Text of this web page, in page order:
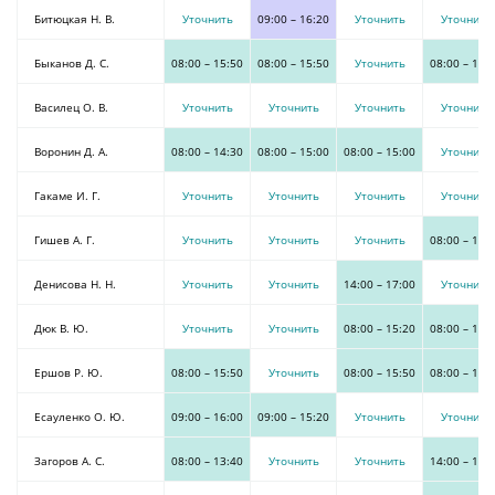
Битюцкая Н. В. Уточнить 09:00 – 16:20 Уточнить Уточнить
Быканов Д. С. 08:00 – 15:50 08:00 – 15:50 Уточнить 08:00 –
Василец О. В. Уточнить Уточнить Уточнить Уточнить
Воронин Д. А. 08:00 – 14:30 08:00 – 15:00 08:00 – 15:00 Уточнить
Гакаме И. Г. Уточнить Уточнить Уточнить Уточнить
Гишев А. Г. Уточнить Уточнить Уточнить 08:00 –
Денисова Н. Н. Уточнить Уточнить 14:00 – 17:00 Уточнить
Дюк В. Ю. Уточнить Уточнить 08:00 – 15:20 08:00 –
Ершов Р. Ю. 08:00 – 15:50 Уточнить 08:00 – 15:50 08:00 –
Есауленко О. Ю. 09:00 – 16:00 09:00 – 15:20 Уточнить Уточнить
Загоров А. С. 08:00 – 13:40 Уточнить Уточнить 14:00 –